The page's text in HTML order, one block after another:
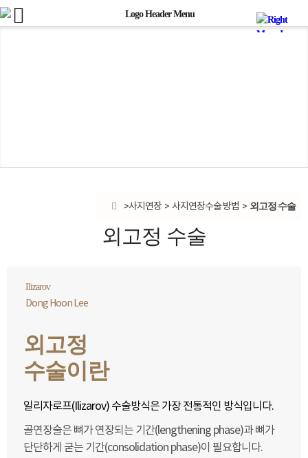
사지연장 사지연장수술 방법 외고정 수술
외고정 수술
Ilizarov
Dong Hoon Lee
외고정
수술이란
일리자로프(Ilizarov) 수술방식은 가장 전통적인 방식입니다.
골연장술은 뼈가 연장되는 기간(lengthening phase)과 뼈가
단단하게 굳는 기간(consolidation phase)이 필요합니다.